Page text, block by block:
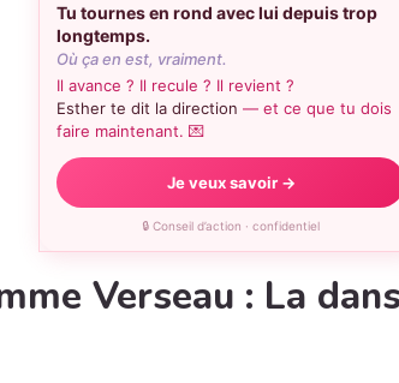
Tu tournes en rond avec lui depuis trop
longtemps.
Où ça en est, vraiment.
Il avance ? Il recule ? Il revient ?
Esther te dit la direction — et ce que tu dois
faire maintenant. 💌
Je veux savoir →
🔒 Conseil d’action · confidentiel
Verseau : La